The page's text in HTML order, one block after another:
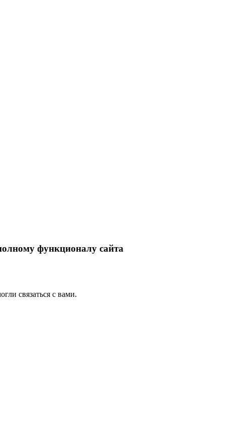
функционалу сайта
связаться с вами.